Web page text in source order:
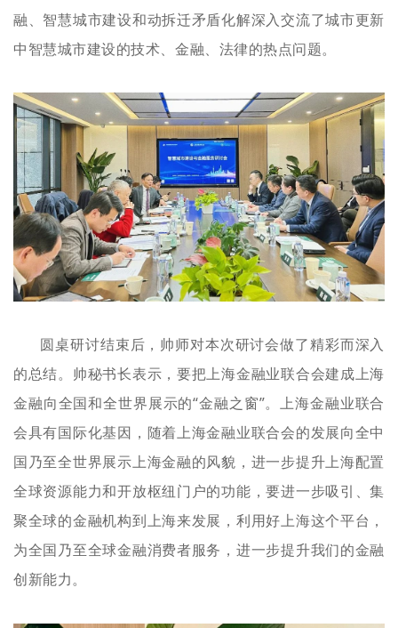
融、智慧城市建设和动拆迁矛盾化解深入交流了城市更新
中智慧城市建设的技术、金融、法律的热点问题。
圆桌研讨结束后，帅师对本次研讨会做了精彩而深入
的总结。帅秘书长表示，要把上海金融业联合会建成上海
金融向全国和全世界展示的“金融之窗”。上海金融业联合
会具有国际化基因，随着上海金融业联合会的发展向全中
国乃至全世界展示上海金融的风貌，进一步提升上海配置
全球资源能力和开放枢纽门户的功能，要进一步吸引、集
聚全球的金融机构到上海来发展，利用好上海这个平台，
为全国乃至全球金融消费者服务，进一步提升我们的金融
创新能力。